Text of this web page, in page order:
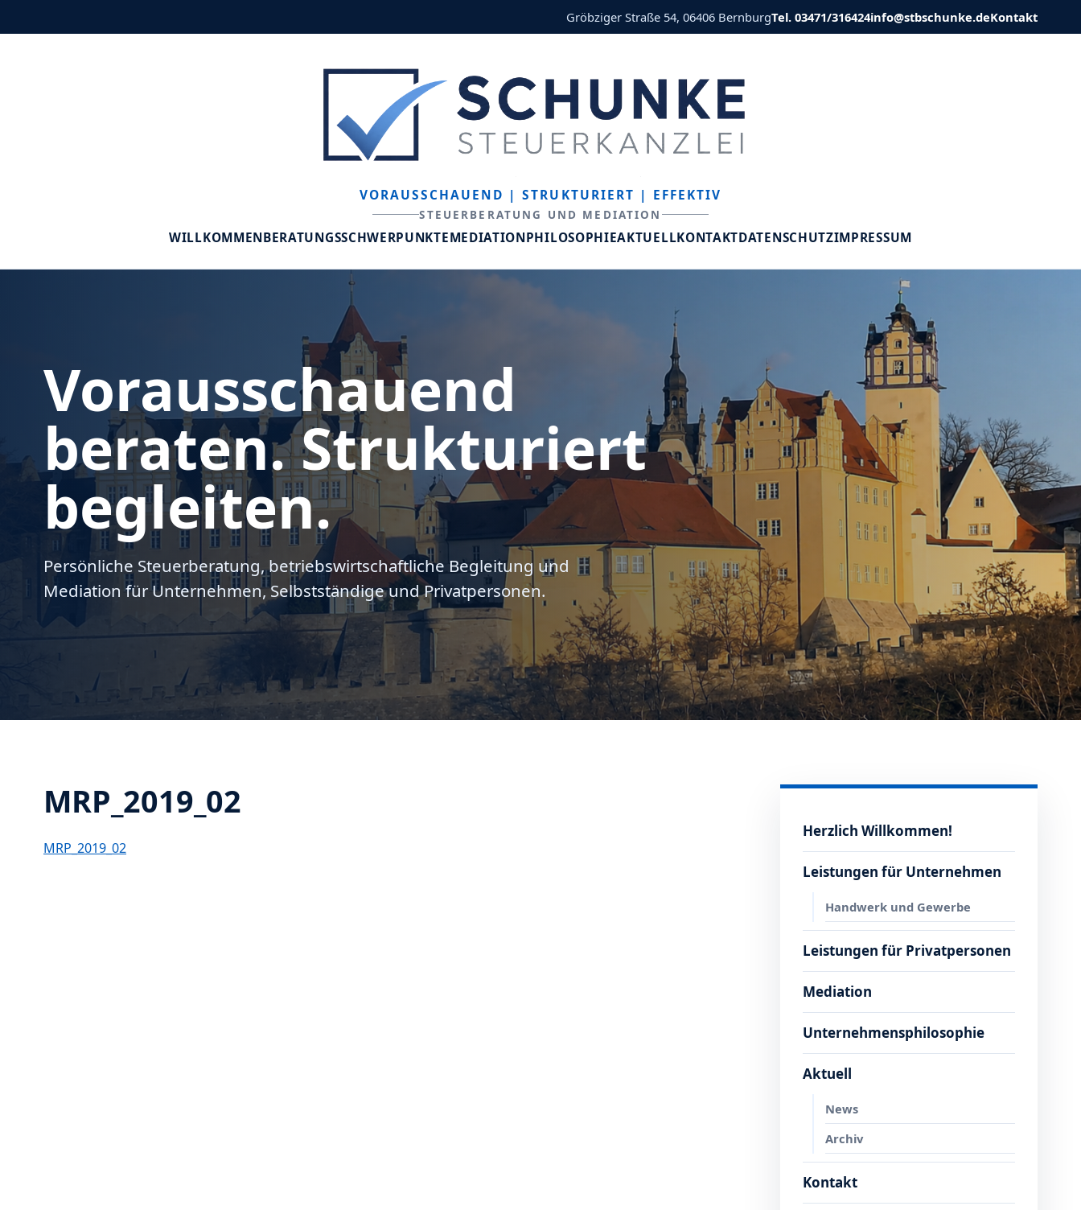
Gröbziger Straße 54, 06406 BernburgTel. 03471/316424info@stbschunke.deKontakt
VORAUSSCHAUEND | STRUKTURIERT | EFFEKTIV
STEUERBERATUNG UND MEDIATION
WILLKOMMENBERATUNGSSCHWERPUNKTEMEDIATIONPHILOSOPHIEAKTUELLKONTAKTDATENSCHUTZIMPRESSUM
Vorausschauend
beraten. Strukturiert
begleiten.
Persönliche Steuerberatung, betriebswirtschaftliche Begleitung und
Mediation für Unternehmen, Selbstständige und Privatpersonen.
MRP_2019_02
MRP_2019_02
Herzlich Willkommen!
Leistungen für Unternehmen
Handwerk und Gewerbe
Leistungen für Privatpersonen
Mediation
Unternehmensphilosophie
Aktuell
News
Archiv
Kontakt